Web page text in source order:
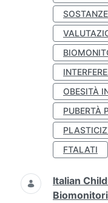
OBESITÀ
PUBERTÀ
FTALATI
Italian